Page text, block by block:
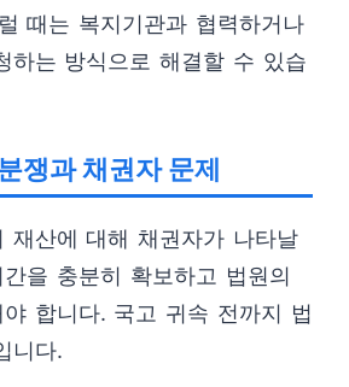
때는 복지기관과 협력하거나
하는 방식으로 해결할 수 있습
쟁과 채권자 문제
재산에 대해 채권자가 나타날
을 충분히 확보하고 법원의
합니다. 국고 귀속 전까지 법
니다.